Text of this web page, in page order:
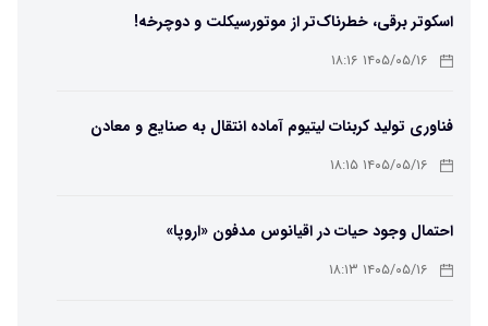
اسکوتر برقی، خطرناک‌تر از موتورسیکلت و دوچرخه!
۱۴۰۵/۰۵/۱۶ ۱۸:۱۶
فناوری تولید کربنات لیتیوم آماده انتقال به صنایع و معادن
است۱۴۰۵/۰۵/۱۶ ۱۸:۱۵
احتمال وجود حیات در اقیانوس مدفون «اروپا»
۱۴۰۵/۰۵/۱۶ ۱۸:۱۳